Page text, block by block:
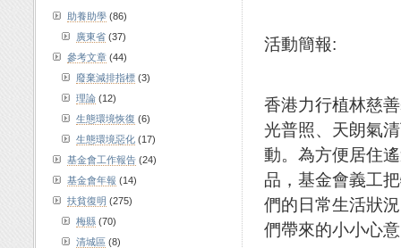
活動簡報:
香港力行植林慈
光普照、天朗氣
動。為方便居住
品，基金會義工
們的日常生活狀
們帶來的小小心
助養助學 (86)
廣東省 (37)
參考文章 (44)
廢棄減排指標 (3)
理論 (12)
生態環境恢復 (6)
生態環境惡化 (17)
基金會工作報告 (24)
基金會年報 (14)
扶貧復明 (275)
梅縣 (70)
清城區 (8)